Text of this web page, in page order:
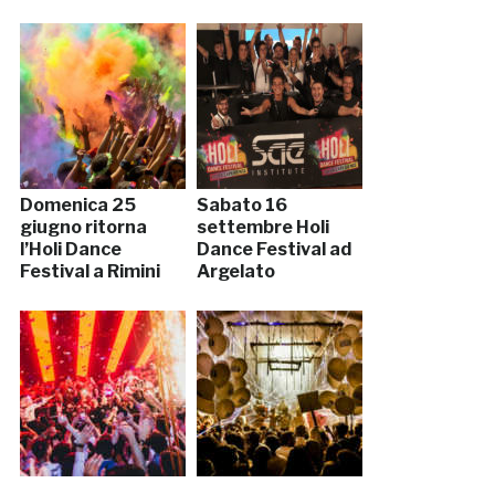
Domenica 25
giugno ritorna
l’Holi Dance
Festival a Rimini
Sabato 16
settembre Holi
Dance Festival ad
Argelato